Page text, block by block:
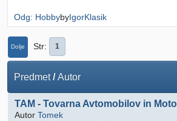
Odg: HobbybyIgorKlasik
Dolje Str 1
Predmet/Autor
TAM - Tovarna Avtomobilov in
Autor Tomek